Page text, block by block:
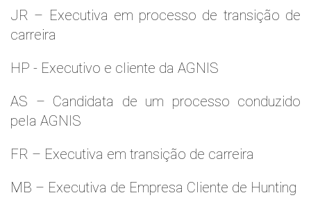
JR – Executiva em processo de transição de
carreira
HP - Executivo e cliente da AGNIS
AS – Candidata de um processo conduzido
pela AGNIS
FR – Executiva em transição de carreira
MB – Executiva de Empresa Cliente de Hunting